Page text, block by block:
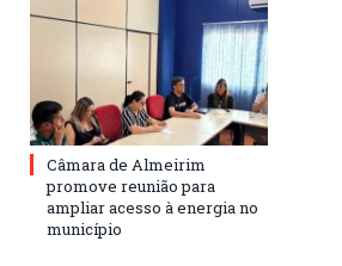
Câmara de Almeirim
promove reunião para
ampliar acesso à energia no
município